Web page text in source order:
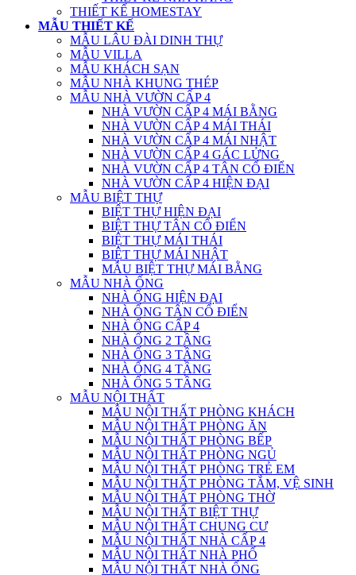
THIẾT KẾ HOMESTAY
MẪU THIẾT KẾ
MẪU LÂU ĐÀI DINH THỰ
MẪU VILLA
MẪU KHÁCH SẠN
MẪU NHÀ KHUNG THÉP
MẪU NHÀ VƯỜN CẤP 4
NHÀ VƯỜN CẤP 4 MÁI BẰNG
NHÀ VƯỜN CẤP 4 MÁI THÁI
NHÀ VƯỜN CẤP 4 MÁI NHẬT
NHÀ VƯỜN CẤP 4 GÁC LỬNG
NHÀ VƯỜN CẤP 4 TÂN CỔ ĐIỂN
NHÀ VƯỜN CẤP 4 HIỆN ĐẠI
MẪU BIỆT THỰ
BIỆT THỰ HIỆN ĐẠI
BIỆT THỰ TÂN CỔ ĐIỂN
BIỆT THỰ MÁI THÁI
BIỆT THỰ MÁI NHẬT
MẪU BIỆT THỰ MÁI BẰNG
MẪU NHÀ ỐNG
NHÀ ỐNG HIỆN ĐẠI
NHÀ ỐNG TÂN CỔ ĐIỂN
NHÀ ỐNG CẤP 4
NHÀ ỐNG 2 TẦNG
NHÀ ỐNG 3 TẦNG
NHÀ ỐNG 4 TẦNG
NHÀ ỐNG 5 TẦNG
MẪU NỘI THẤT
MẪU NỘI THẤT PHÒNG KHÁCH
MẪU NỘI THẤT PHÒNG ĂN
MẪU NỘI THẤT PHÒNG BẾP
MẪU NỘI THẤT PHÒNG NGỦ
MẪU NỘI THẤT PHÒNG TRẺ EM
MẪU NỘI THẤT PHÒNG TẮM, VỆ SINH
MẪU NỘI THẤT PHÒNG THỜ
MẪU NỘI THẤT BIỆT THỰ
MẪU NỘI THẤT CHUNG CƯ
MẪU NỘI THẤT NHÀ CẤP 4
MẪU NỘI THẤT NHÀ PHỐ
MẪU NỘI THẤT NHÀ ỐNG